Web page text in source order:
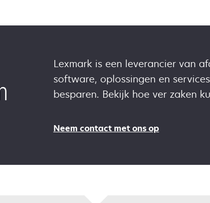
Lexmark is een leverancier van
software, oplossingen en
besparen. Bekijk hoe ver zaken
Neem contact met ons op